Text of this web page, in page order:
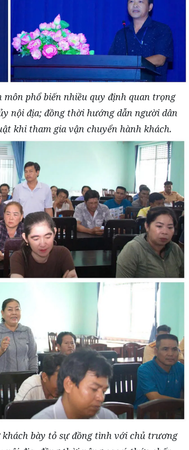
phổ biến nhiều quy định quan trọng
nội địa; đồng thời hướng dẫn người dân
khi tham gia vận chuyển hành khách.
bày tỏ sự đồng tình với chủ trương